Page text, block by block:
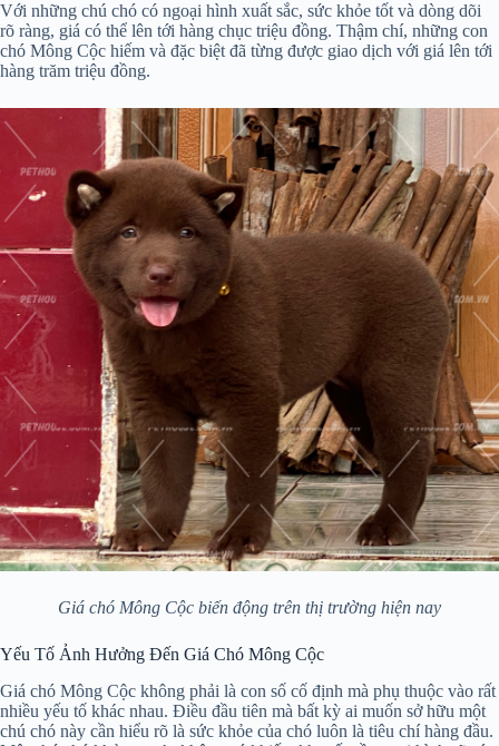
Với những chú chó có ngoại hình xuất sắc, sức khỏe tốt và dòng dõi
rõ ràng, giá có thể lên tới hàng chục triệu đồng. Thậm chí, những con
chó Mông Cộc hiếm và đặc biệt đã từng được giao dịch với giá lên tới
hàng trăm triệu đồng.
Giá chó Mông Cộc biến động trên thị trường hiện nay
Yếu Tố Ảnh Hưởng Đến Giá Chó Mông Cộc
Giá chó Mông Cộc không phải là con số cố định mà phụ thuộc vào rất
nhiều yếu tố khác nhau. Điều đầu tiên mà bất kỳ ai muốn sở hữu một
chú chó này cần hiểu rõ là sức khỏe của chó luôn là tiêu chí hàng đầu.